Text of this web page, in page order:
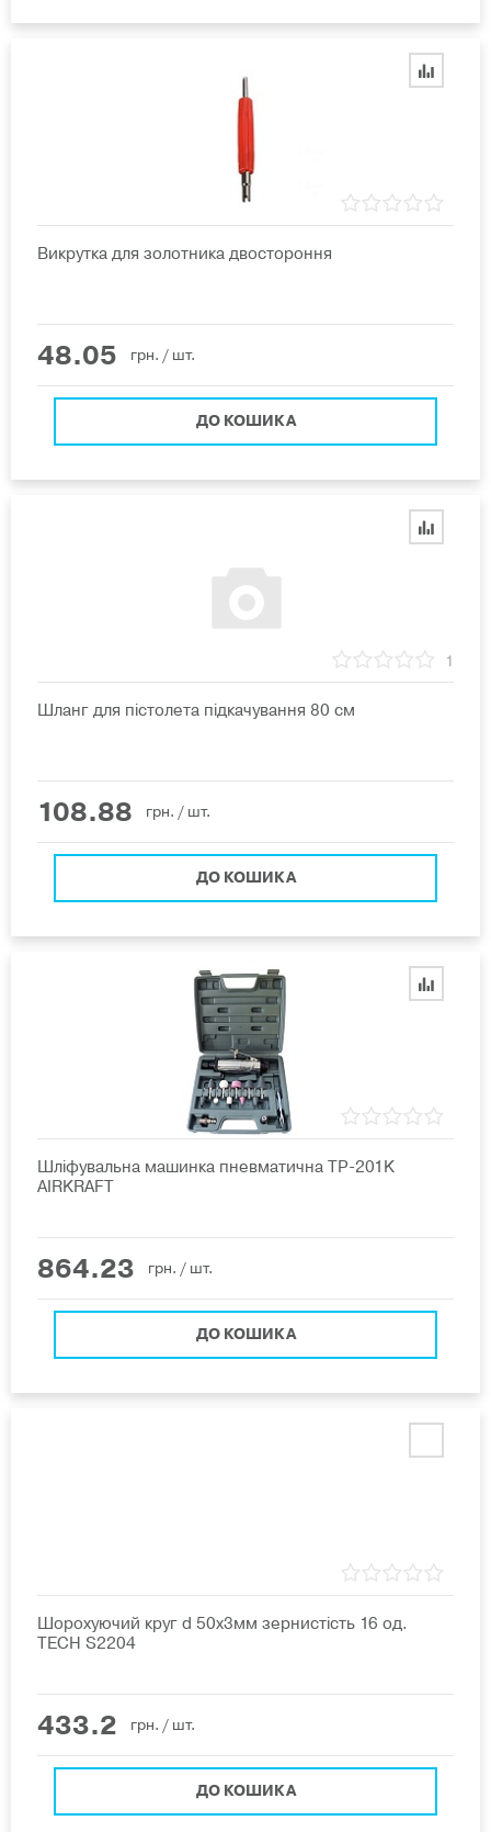
Викрутка для золотника двостороння
48.05 грн. / шт.
ДО КОШИКА
1
Шланг для пістолета підкачування 80 см
108.88 грн. / шт.
ДО КОШИКА
Шліфувальна машинка пневматична TP-201K
AIRKRAFT
864.23 грн. / шт.
ДО КОШИКА
Шорохуючий круг d 50х3мм зернистість 16 од.
TECH S2204
433.2 грн. / шт.
ДО КОШИКА